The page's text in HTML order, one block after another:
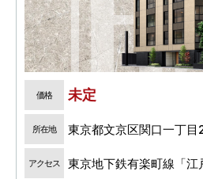
価格 未定
所在地 東京都文京区関口一丁
アクセス 東京地下鉄有楽町線「江